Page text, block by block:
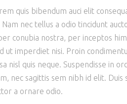
quis bibendum auci elit
nec tellus a odio tincidunt
conubia nostra, per inceptos
ut imperdiet nisi. Proin
nisl quis neque. Suspendisse in
nec sagittis sem nibh id elit.
a ornare odio.